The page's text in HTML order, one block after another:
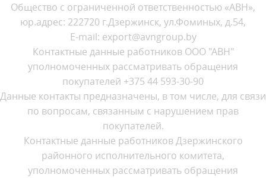
Общество с ограниченной ответственностью «АВН»,
юр.адрес: 222720 г.Дзержинск, ул.Фоминых, д.54,
E-mail: export@avngroup.by
Контактные данные работников ООО "АВН"
уполномоченных рассматривать обращения
покупателей +375 44 593-30-90
Данные контакты предназначены, в том числе, для связи
по вопросам, связанным с нарушением прав
покупателей.
Контактные данные работников Дзержинского
районного исполнительного комитета,
уполномоченных рассматривать обращения